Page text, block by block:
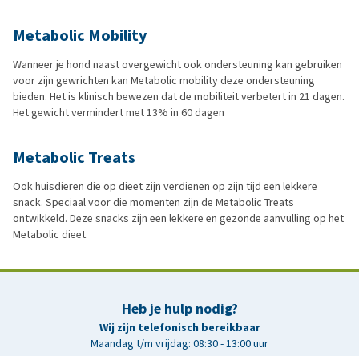
Metabolic Mobility
Wanneer je hond naast overgewicht ook ondersteuning kan gebruiken
voor zijn gewrichten kan Metabolic mobility deze ondersteuning
bieden. Het is klinisch bewezen dat de mobiliteit verbetert in 21 dagen.
Het gewicht vermindert met 13% in 60 dagen
Metabolic Treats
Ook huisdieren die op dieet zijn verdienen op zijn tijd een lekkere
snack. Speciaal voor die momenten zijn de Metabolic Treats
ontwikkeld. Deze snacks zijn een lekkere en gezonde aanvulling op het
Metabolic dieet.
Heb je hulp nodig?
Wij zijn telefonisch bereikbaar
Maandag t/m vrijdag: 08:30 - 13:00 uur